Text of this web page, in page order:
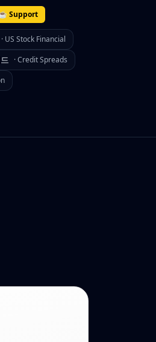
Support
· US Stock Financial
·Credit Spreads